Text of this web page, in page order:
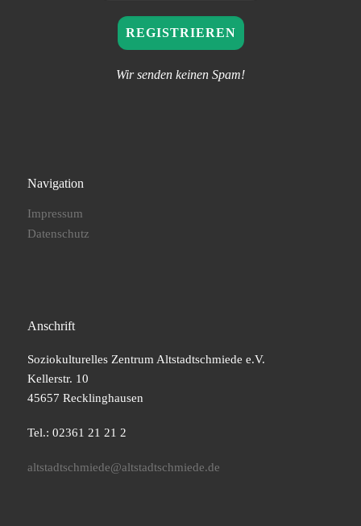
Wir senden keinen Spam!
Navigation
Impressum
Datenschutz
Anschrift
Soziokulturelles Zentrum Altstadtschmiede e.V.
Kellerstr. 10
45657 Recklinghausen
Tel.: 02361 21 21 2
altstadtschmiede@altstadtschmiede.de